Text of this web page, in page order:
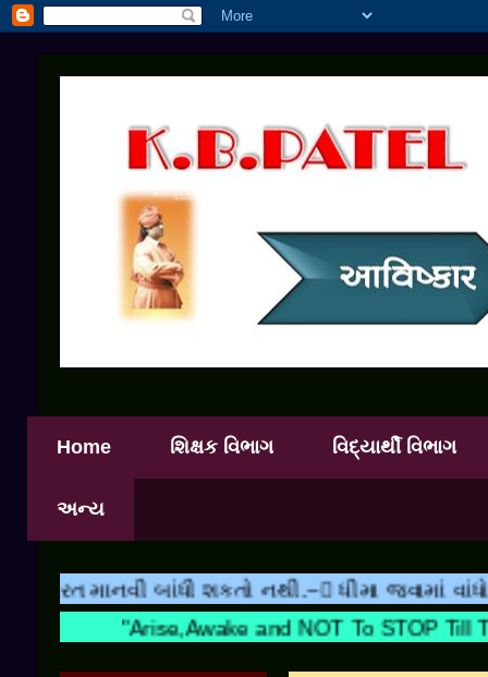
Home શિક્ષક વિભાગ વિદ્યાર્થી વિભાગ
અન્ય
શકતો નથી.~ ધીમા જવામાં
"Arise,Awake and NOT To STOP Till